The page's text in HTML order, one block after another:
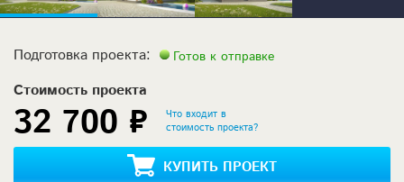
Подготовка проекта: Готов к отправке
Стоимость проекта
32 700 ₽
Что входит в
стоимость проекта?
КУПИТЬ ПРОЕКТ